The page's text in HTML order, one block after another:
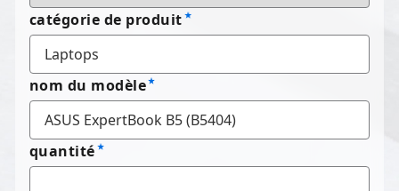
catégorie de produit
nom du modèle
quantité